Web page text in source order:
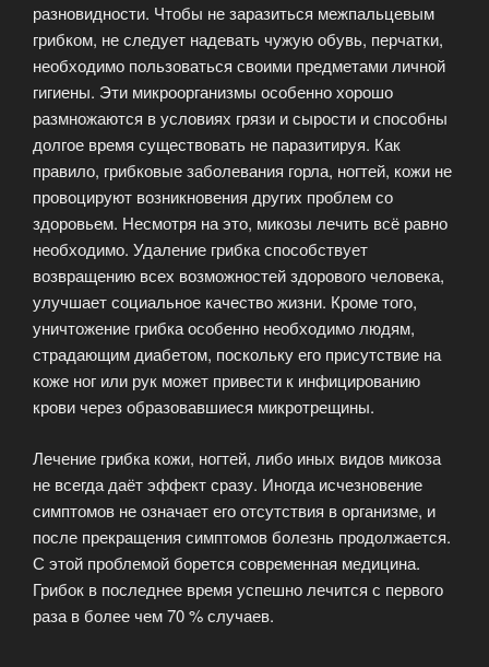
разновидности. Чтобы не заразиться межпальцевым
грибком, не следует надевать чужую обувь, перчатки,
необходимо пользоваться своими предметами личной
гигиены. Эти микроорганизмы особенно хорошо
размножаются в условиях грязи и сырости и способны
долгое время существовать не паразитируя. Как
правило, грибковые заболевания горла, ногтей, кожи не
провоцируют возникновения других проблем со
здоровьем. Несмотря на это, микозы лечить всё равно
необходимо. Удаление грибка способствует
возвращению всех возможностей здорового человека,
улучшает социальное качество жизни. Кроме того,
уничтожение грибка особенно необходимо людям,
страдающим диабетом, поскольку его присутствие на
коже ног или рук может привести к инфицированию
крови через образовавшиеся микротрещины.
Лечение грибка кожи, ногтей, либо иных видов микоза
не всегда даёт эффект сразу. Иногда исчезновение
симптомов не означает его отсутствия в организме, и
после прекращения симптомов болезнь продолжается.
С этой проблемой борется современная медицина.
Грибок в последнее время успешно лечится с первого
раза в более чем 70 % случаев.